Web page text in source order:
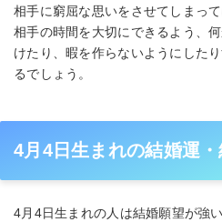
相手に窮屈な思いをさせてしまっ
相手の時間を大切にできるよう、
けたり、暇を作らないようにした
るでしょう。
4月4日生まれの結婚運
4月4日生まれの人は結婚願望が強